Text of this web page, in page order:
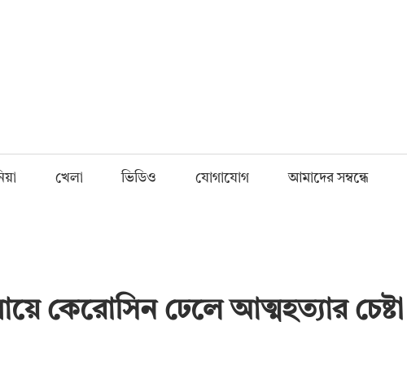
খেলা ভিডিও যোগাযোগ আমাদের সম্বন্ধে
কেরোসিন ঢেলে আত্মহত্যার চেষ্টা